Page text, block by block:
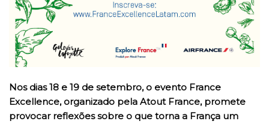
Nos dias 18 e 19 de setembro, o evento France
Excellence, organizado pela Atout France, promete
provocar reflexões sobre o que torna a França um